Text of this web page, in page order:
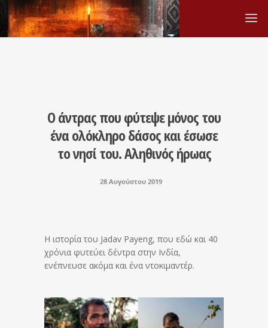
Ο άντρας που φύτεψε μόνος του
ένα ολόκληρο δάσος και έσωσε
το νησί του. Αληθινός ήρωας
28 Αυγούστου 2019
Η ιστορία του Jadav Payeng, που εδώ και 40
χρόνια φυτεύει δέντρα στην Ινδία,
ενέπνευσε ακόμα και ένα ντοκιμαντέρ.